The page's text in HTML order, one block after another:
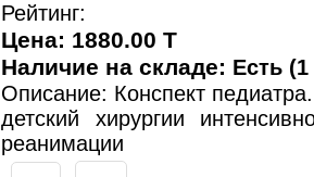
Рейтинг:
Цена: 1880.00 T
Наличие на складе: Есть
Описание: Конспект
детский хирургии
реанимации